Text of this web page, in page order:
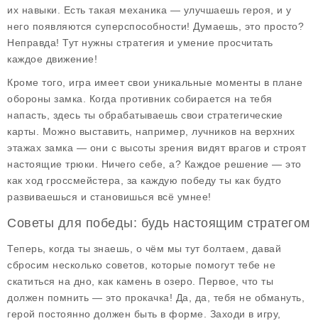
их навыки. Есть такая механика — улучшаешь героя, и у
него появляются суперспособности! Думаешь, это просто?
Неправда! Тут нужны стратегия и умение просчитать
каждое движение!
Кроме того, игра имеет свои уникальные моменты в плане
обороны замка. Когда противник собирается на тебя
напасть, здесь ты обрабатываешь свои стратегические
карты. Можно выставить, например, лучников на верхних
этажах замка — они с высоты зрения видят врагов и строят
настоящие трюки. Ничего себе, а? Каждое решение — это
как ход гроссмейстера, за каждую победу ты как будто
развиваешься и становишься всё умнее!
Советы для победы: будь настоящим стратегом
Теперь, когда ты знаешь, о чём мы тут болтаем, давай
сбросим несколько советов, которые помогут тебе не
скатиться на дно, как камень в озеро. Первое, что ты
должен помнить — это прокачка! Да, да, тебя не обмануть,
герой постоянно должен быть в форме. Заходи в игру,